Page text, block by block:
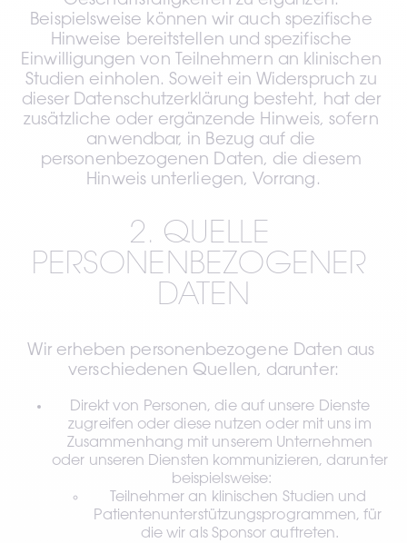
Beispielsweise können wir auch spezifische
Hinweise bereitstellen und spezifische
Einwilligungen von Teilnehmern an klinischen
Studien einholen. Soweit ein Widerspruch zu
dieser Datenschutzerklärung besteht, hat der
zusätzliche oder ergänzende Hinweis, sofern
anwendbar, in Bezug auf die
personenbezogenen Daten, die diesem
Hinweis unterliegen, Vorrang.
2. QUELLE
PERSONENBEZOGENER
DATEN
Wir erheben personenbezogene Daten aus
verschiedenen Quellen, darunter:
Direkt von Personen, die auf unsere Dienste
zugreifen oder diese nutzen oder mit uns im
Zusammenhang mit unserem Unternehmen
oder unseren Diensten kommunizieren, darunter
beispielsweise:
Teilnehmer an klinischen Studien und
Patientenunterstützungsprogrammen, für
die wir als Sponsor auftreten.